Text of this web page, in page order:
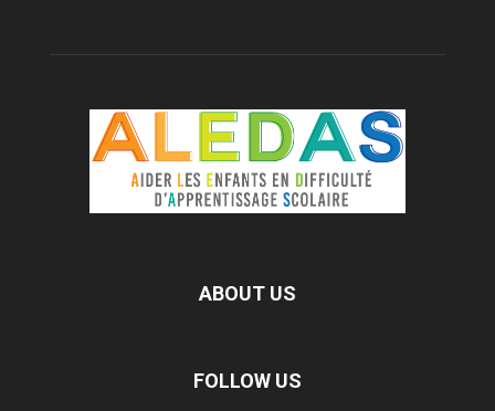
ABOUT US
FOLLOW US